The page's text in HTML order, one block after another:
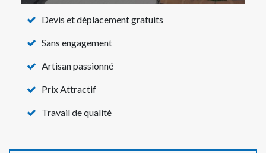
Devis et déplacement gratuits
Sans engagement
Artisan passionné
Prix Attractif
Travail de qualité